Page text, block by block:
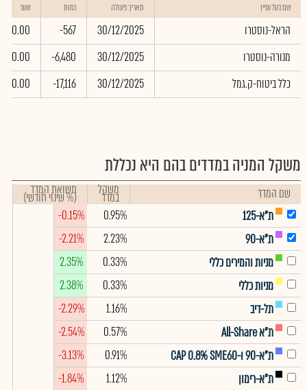
שם בעל עניין תאריך פעולה כמות שער
הראל-נוסטרו 30/12/2025
-567
0.00
מנורה-נוסטרו
30/12/2025
-6,480
0.00
כלל ביטוח-ק.גמל
30/12/2025
-17,116
0.00
משקל המניה במדדים בהם היא נכללת
שם המדד משקל
במדד תשואת המדד
(% שינוי חודשי)
ת"א-125
0.95%
-0.15%
ת"א-90
2.23%
-2.21%
מניות והמירים כללי
0.33%
2.35%
מניות כללי
0.33%
2.38%
תל-דיב
1.16%
-2.29%
ת"א All-Share
0.57%
-2.54%
ת"א-90 ו-CAP 0.8% SME60
0.91%
-3.13%
ת"א-רימון
1.12%
-1.84%